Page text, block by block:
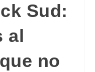
Sud:
al
no